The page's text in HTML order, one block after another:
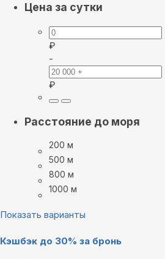
Цена за сутки
₽
-
₽
Расстояние до моря
200 м
500 м
800 м
1000 м
Показать варианты
Кэшбэк до 30% за бронь